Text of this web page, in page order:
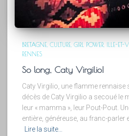
BRETAGNE CULTURE GIRL POWER ILLE-ET-
RENNES
So long, Caty Virgilio!
Caty Virgilio, une flamme rennaise
décès de Caty Virgilio a secoué le
leur « mamma », leur Pout-Pout.
entière, généreuse, au franc-parler
Lire la suite…